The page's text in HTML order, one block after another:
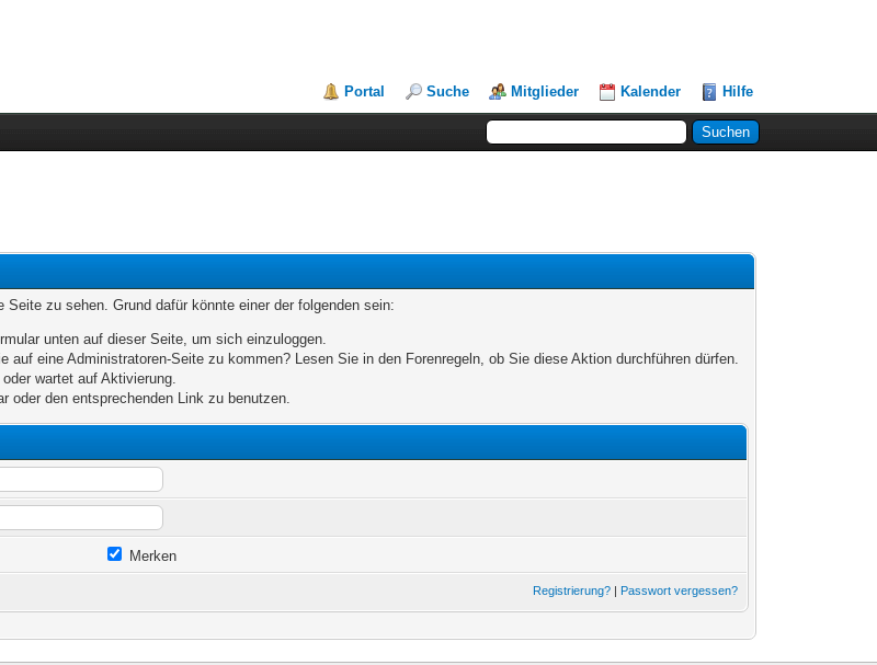
Portal Suche Mitglieder Kalender Hilfe
zu sehen. Grund dafür könnte einer der folgenden sein:
unten auf dieser Seite, um sich einzuloggen.
auf eine Administratoren-Seite zu kommen? Lesen Sie in den Forenregeln, ob Sie diese Aktion durchführen dürfen.
wartet auf Aktivierung.
oder den entsprechenden Link zu benutzen.
Merken
Registrierung? | Passwort vergessen?